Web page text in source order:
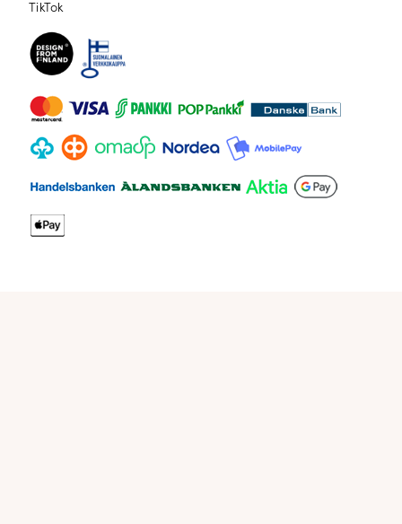
TikTok
TikTok